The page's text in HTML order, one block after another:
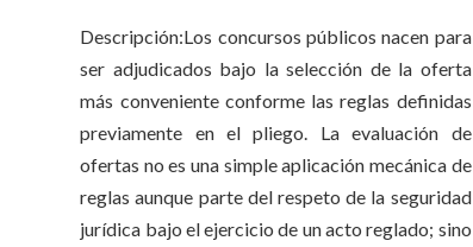
Descripción:Los concursos públicos nacen para
ser adjudicados bajo la selección de la oferta
más conveniente conforme las reglas definidas
previamente en el pliego. La evaluación de
ofertas no es una simple aplicación mecánica de
reglas aunque parte del respeto de la seguridad
jurídica bajo el ejercicio de un acto reglado; sino